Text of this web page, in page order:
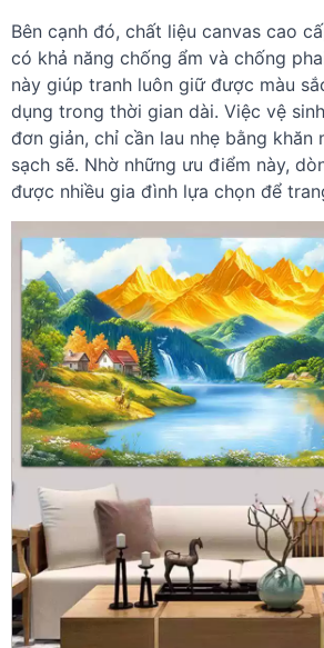
Bên cạnh đó, chất liệu canvas cao
có khả năng chống ẩm và chống
này giúp tranh luôn giữ được màu
dụng trong thời gian dài. Việc vệ
đơn giản, chỉ cần lau nhẹ bằng khăn
sạch sẽ. Nhờ những ưu điểm này,
được nhiều gia đình lựa chọn để